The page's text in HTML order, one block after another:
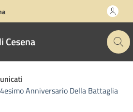
Cesena
Anniversario Della Battaglia